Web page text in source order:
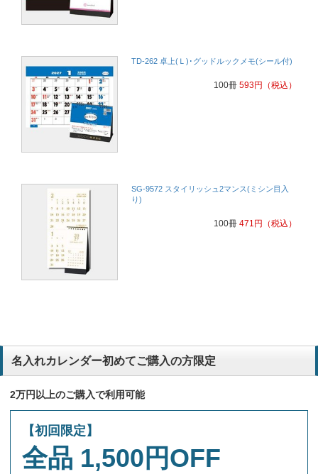
TD-262 卓上(Ｌ)･グッドルックメモ(シール付)
100冊 593円 （税込）
SG-9572 スタイリッシュ2マンス(ミシン目入
り)
100冊 471 円 （税込）
名入れカレンダー初めてご購入の方限定
2万円以上のご購入で利用可能
【初回限定】
全品 1,500円OFF